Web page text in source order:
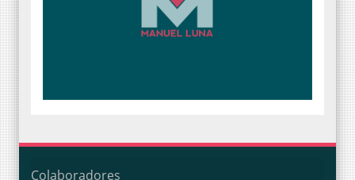
Colaboradores